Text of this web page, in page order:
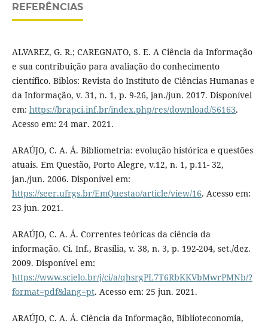
REFERÊNCIAS
ALVAREZ, G. R.; CAREGNATO, S. E. A Ciência da Informação
e sua contribuição para avaliação do conhecimento
científico. Biblos: Revista do Instituto de Ciências Humanas e
da Informação, v. 31, n. 1, p. 9-26, jan./jun. 2017. Disponível
em: https://brapci.inf.br/index.php/res/download/56163.
Acesso em: 24 mar. 2021.
ARAÚJO, C. A. Á. Bibliometria: evolução histórica e questões
atuais. Em Questão, Porto Alegre, v.12, n. 1, p.11- 32,
jan./jun. 2006. Disponível em:
https://seer.ufrgs.br/EmQuestao/article/view/16. Acesso em:
23 jun. 2021.
ARAÚJO, C. A. Á. Correntes teóricas da ciência da
informação. Ci. Inf., Brasília, v. 38, n. 3, p. 192-204, set./dez.
2009. Disponível em:
https://www.scielo.br/j/ci/a/qhsrgPL7T6RbKKVbMwrPMNb/?
format=pdf&lang=pt. Acesso em: 25 jun. 2021.
ARAÚJO, C. A. Á. Ciência da Informação, Biblioteconomia,